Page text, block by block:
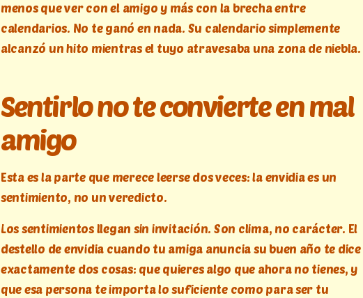
menos que ver con el amigo y más con la brecha entre
calendarios. No te ganó en nada. Su calendario simplemente
alcanzó un hito mientras el tuyo atravesaba una zona de niebla.
Sentirlo no te convierte en mal
amigo
Esta es la parte que merece leerse dos veces: la envidia es un
sentimiento, no un veredicto.
Los sentimientos llegan sin invitación. Son clima, no carácter. El
destello de envidia cuando tu amiga anuncia su buen año te dice
exactamente dos cosas: que quieres algo que ahora no tienes, y
que esa persona te importa lo suficiente como para ser tu